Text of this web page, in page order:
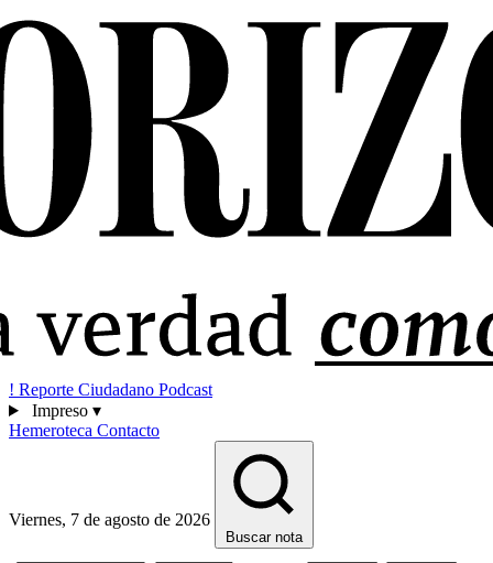
! Reporte Ciudadano Podcast
Impreso ▾
Hemeroteca Contacto
Viernes, 7 de agosto de 2026
Buscar nota